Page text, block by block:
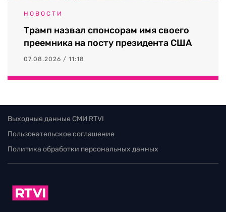
НОВОСТИ
Трамп назвал спонсорам имя своего
преемника на посту президента США
07.08.2026 / 11:18
Выходные данные СМИ RTVI
Пользовательское соглашение
Политика обработки персональных данных